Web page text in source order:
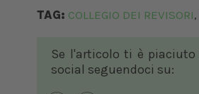
TAG: COLLEGIO DEI REVISORI,
Se l'articolo ti è
social seguendoci su: